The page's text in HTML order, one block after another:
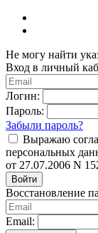
Не могу найти
Вход в личный
Логин:
Пароль:
Забыли пароль?
Выражаю
персональных
от 27.07.2006 N
Войти
Восстановление
Email: